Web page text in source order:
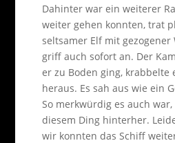
Dahinter war ein weiterer
weiter gehen konnten, trat
seltsamer Elf mit
griff auch sofort an. Der
er zu Boden ging, krabbelte
heraus. Es sah aus wie ein
So merkwürdig es auch
diesem Ding hinterher.
wir konnten das Schiff